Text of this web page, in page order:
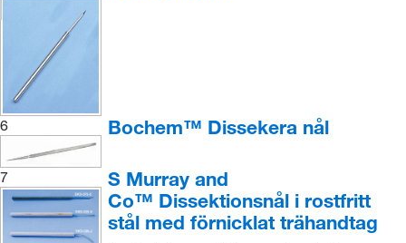
6 Bochem™ Dissekera nål
7
S Murray and
Co™ Dissektionsnål i rostfritt
stål med förnicklat trähandtag